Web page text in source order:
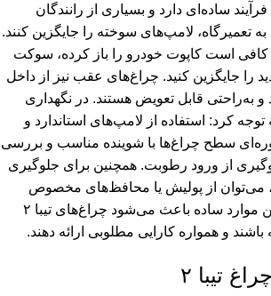
تعویض چراغ‌های تیبا ۲ فرآیند ساده‌ای دارد و بسیاری از رانندگان
تعمیرگاه، لامپ‌های سوخته را جایگزین کنند.
است کاپوت خودرو را باز کرده، سوکت
را جایگزین کنید. چراغ‌های عقب نیز از داخل
به‌راحتی قابل تعویض هستند. در نگهداری
توجه کرد: استفاده از لامپ‌های استاندارد و
سطح چراغ‌ها با شوینده مناسب و بررسی
از ورود رطوبت. همچنین برای جلوگیری
می‌توان از پولیش یا محافظ‌های مخصوص
استفاده کرد. رعایت این موارد ساده باعث می‌شود چراغ‌های تیبا ۲
و همواره کارایی مطلوبی ارائه دهند.
تیبا ۲